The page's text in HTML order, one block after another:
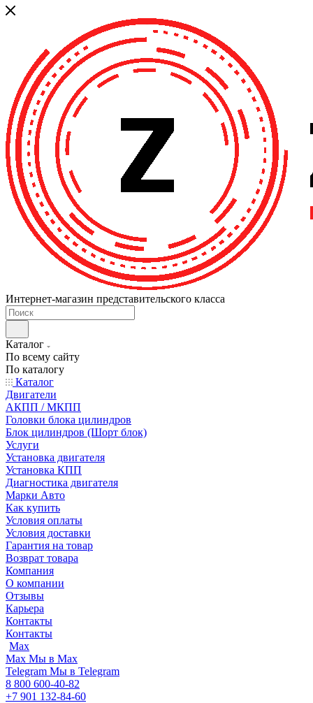
Интернет-магазин представительского класса
Каталог
По всему сайту
По каталогу
Каталог
Двигатели
АКПП / МКПП
Головки блока цилиндров
Блок цилиндров (Шорт блок)
Услуги
Установка двигателя
Установка КПП
Диагностика двигателя
Марки Авто
Как купить
Условия оплаты
Условия доставки
Гарантия на товар
Возврат товара
Компания
О компании
Отзывы
Карьера
Контакты
Контакты
Max
Max Мы в Max
Telegram Мы в Telegram
8 800 600-40-82
+7 901 132-84-60